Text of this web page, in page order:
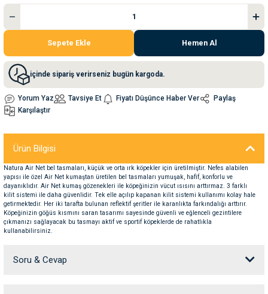
Su Kabları
Sepete Ekle Hemen Al
içinde sipariş verirseniz bugün kargoda.
Yorum Yaz Tavsiye Et Fiyatı Düşünce Haber Ver
Paylaş
Karşılaştır
Ürün Bilgisi
Natura Air Net bel tasmaları, küçük ve orta ırk köpekler için üretilmiştir. Nefes alabilen
yapısı ile özel Air Net kumaştan üretilen bel tasmaları yumuşak, hafif, konforlu ve
dayanıklıdır. Air Net kumaş gözenekleri ile köpeğinizin vücut ısısını arttırmaz. 3 farklı
kilit sistemi ile daha güvenlidir. Tek elle açılıp kapanan kilit sistemi kullanımı kolay hale
getirmektedir. Her iki tarafta bulunan reflektif şeritler ile karanlıkta farkındalığı arttırır.
Köpeğinizin göğüs kısmını saran tasarımı sayesinde güvenli ve eğlenceli gezintilere
çıkmanızı sağlayacak bu tasmayı aktif ve sportif köpeklerde de rahatlıkla
kullanabilirsiniz.
Soru & Cevap